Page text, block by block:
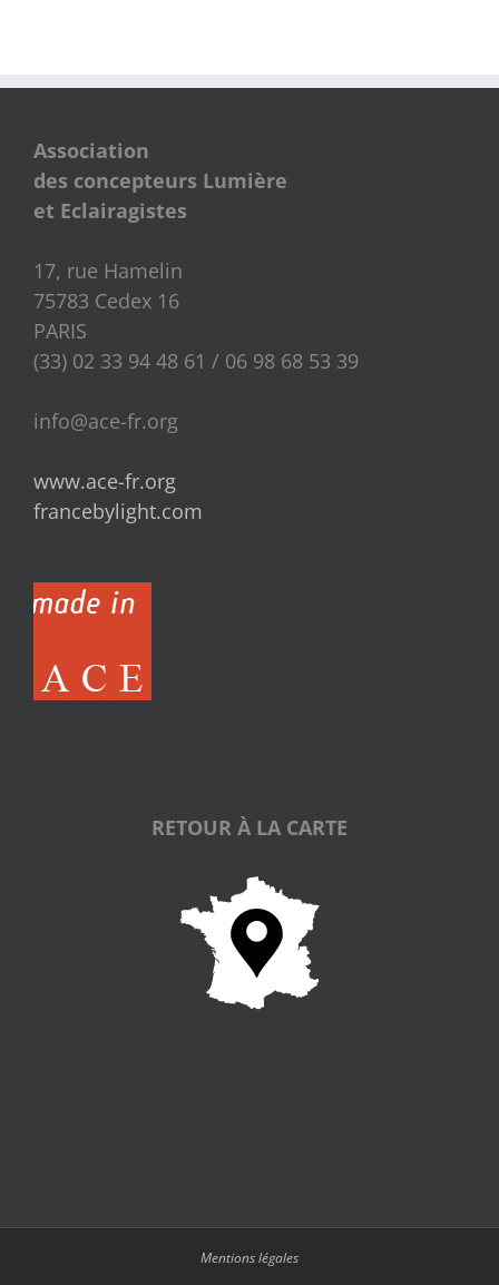
Association
des concepteurs Lumière
et Eclairagistes
17, rue Hamelin
75783 Cedex 16
PARIS
(33) 02 33 94 48 61 / 06 98 68 53 39
info@ace-fr.org
www.ace-fr.org
francebylight.com
RETOUR À LA CARTE
Mentions légales